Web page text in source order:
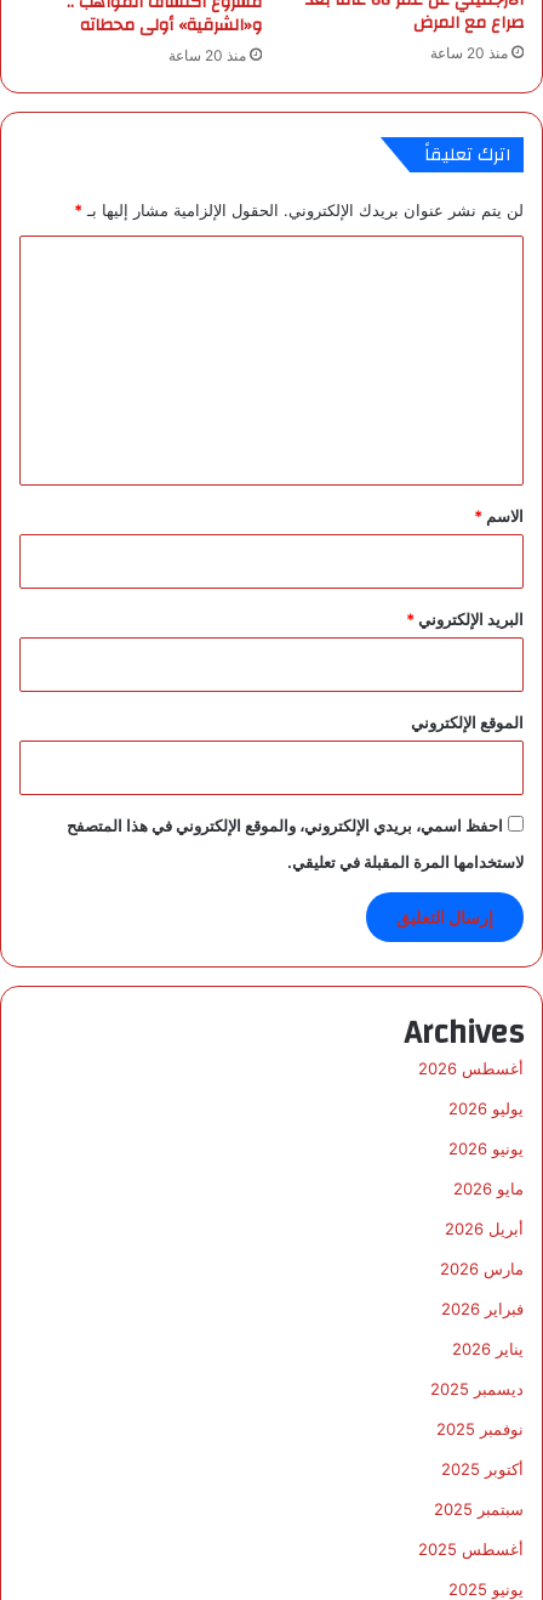
ر
ي
ف
ن
ل
ج
ن
ا
ه
ا
ا
ئ
و
ي
صراع مع المرض
منذ 20 ساعة
و«الشرقية» أولى محطاته
منذ 20 ساعة
اترك تعليقاً
لن يتم نشر عنوان بريدك الإلكتروني. الحقول الإلزامية مشار إليها بـ *
*
الاسم *
البريد الإلكتروني*
الموقع الإلكتروني
احفظ اسمي، بريدي الإلكتروني، والموقع الإلكتروني في هذا المتصفح
لاستخدامها المرة المقبلة في تعليقي.
Archives
أغسطس 2026
يوليو 2026
يونيو 2026
مايو 2026
أبريل 2026
مارس 2026
فبراير 2026
يناير 2026
ديسمبر 2025
نوفمبر 2025
أكتوبر 2025
سبتمبر 2025
أغسطس 2025
يونيو 2025